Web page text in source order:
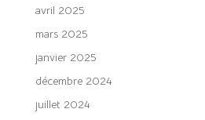
avril 2025
mars 2025
janvier 2025
décembre 2024
juillet 2024